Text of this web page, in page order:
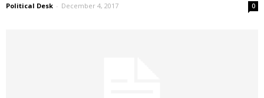
Political Desk - December 4, 2017 0